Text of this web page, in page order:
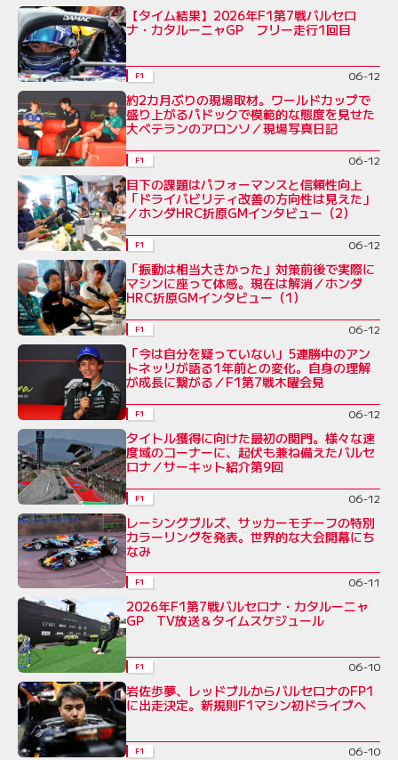
【タイム結果】2026年F1第7戦バルセロ
ナ・カタルーニャGP フリー走行1回目
F1 06-12
約2カ月ぶりの現場取材。ワールドカップで
盛り上がるパドックで模範的な態度を見せた
大ベテランのアロンソ／現場写真日記
F1 06-12
目下の課題はパフォーマンスと信頼性向上
「ドライバビリティ改善の方向性は見えた」
／ホンダHRC折原GMインタビュー（2）
F1 06-12
「振動は相当大きかった」対策前後で実際に
マシンに座って体感。現在は解消／ホンダ
HRC折原GMインタビュー（1）
F1 06-12
「今は自分を疑っていない」5連勝中のアン
トネッリが語る1年前との変化。自身の理解
が成長に繋がる／F1第7戦木曜会見
F1 06-12
タイトル獲得に向けた最初の関門。様々な速
度域のコーナーに、起伏も兼ね備えたバルセ
ロナ／サーキット紹介第9回
F1 06-12
レーシングブルズ、サッカーモチーフの特別
カラーリングを発表。世界的な大会開幕にち
なみ
F1 06-11
2026年F1第7戦バルセロナ・カタルーニャ
GP TV放送＆タイムスケジュール
F1 06-10
岩佐歩夢、レッドブルからバルセロナのFP1
に出走決定。新規則F1マシン初ドライブへ
F1 06-10